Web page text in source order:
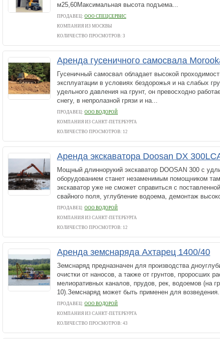
м25,60Максимальная высота подъема...
ПРОДАВЕЦ: ООО СПЕЦСЕРВИС
КОМПАНИЯ ИЗ МОСКВЫ
КОЛИЧЕСТВО ПРОСМОТРОВ: 3
Аренда гусеничного самосвала
Гусеничный самосвал обладает высокой
эксплуатации в условиях бездорожья и на слабых
удельного давления на грунт, он превосходно
снегу, в непролазной грязи и на...
ПРОДАВЕЦ: ООО ВОДОРОЙ
КОМПАНИЯ ИЗ САНКТ-ПЕТЕРБУРГА
КОЛИЧЕСТВО ПРОСМОТРОВ: 12
Аренда экскаватора Doosan DX
Мощный длиннорукий экскаватор DOOSAN 300 с
оборудованием станет незаменимым помощником
экскаватор уже не сможет справиться с
свайного поля, углубление водоема, демонтаж
ПРОДАВЕЦ: ООО ВОДОРОЙ
КОМПАНИЯ ИЗ САНКТ-ПЕТЕРБУРГА
КОЛИЧЕСТВО ПРОСМОТРОВ: 12
Аренда земснаряда Ахтарец 1400/40
Земснаряд предназначен для производства
очистки от наносов, а также от грунтов, проросших
мелиоративных каналов, прудов, рек, водоемов (на
10).Земснаряд может быть применен для
ПРОДАВЕЦ: ООО ВОДОРОЙ
КОМПАНИЯ ИЗ САНКТ-ПЕТЕРБУРГА
КОЛИЧЕСТВО ПРОСМОТРОВ: 43